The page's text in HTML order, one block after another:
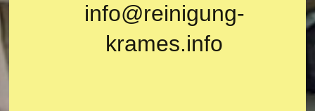
info@reinigung-
krames.info